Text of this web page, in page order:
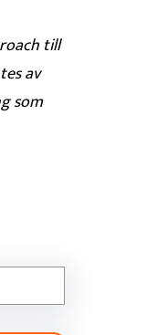
till
av
som